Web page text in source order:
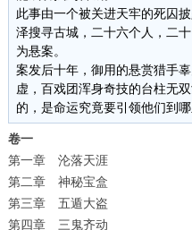
此事由一个被关进天牢的死囚
泽搜寻古城，二十六个人，二
为悬案。
案发后十年，御用的悬赏猎手
虚，百戏团浑身奇技的台柱无
的，是命运究竟要引领他们到
卷一
第一章 沦落天涯
第二章 神秘宝盒
第三章 五遁大盗
第四章 三鬼齐动